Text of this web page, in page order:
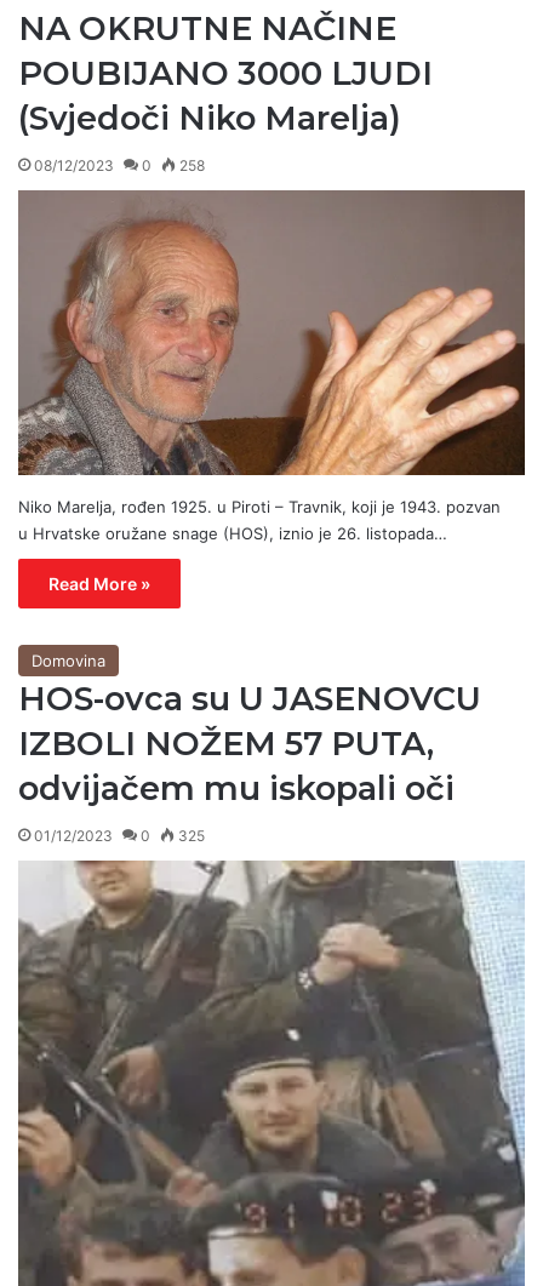
NA OKRUTNE NAČINE
POUBIJANO 3000 LJUDI
(Svjedoči Niko Marelja)
08/12/2023 0 258
Niko Marelja, rođen 1925. u Piroti – Travnik, koji je 1943. pozvan
u Hrvatske oružane snage (HOS), iznio je 26. listopada…
Read More »
Domovina
HOS-ovca su U JASENOVCU
IZBOLI NOŽEM 57 PUTA,
odvijačem mu iskopali oči
01/12/2023 0 325